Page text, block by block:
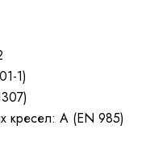
1)
кресел: A (EN 985)